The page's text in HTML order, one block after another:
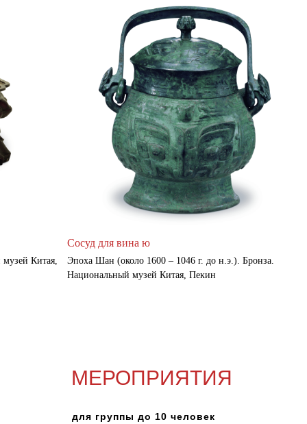
Китая,
Сосуд для вина ю
Эпоха Шан (около 1600 – 1046 г. до н.э.). Бронза.
Национальный музей Китая, Пекин
для группы до 10 человек
МЕРОПРИЯТИЯ